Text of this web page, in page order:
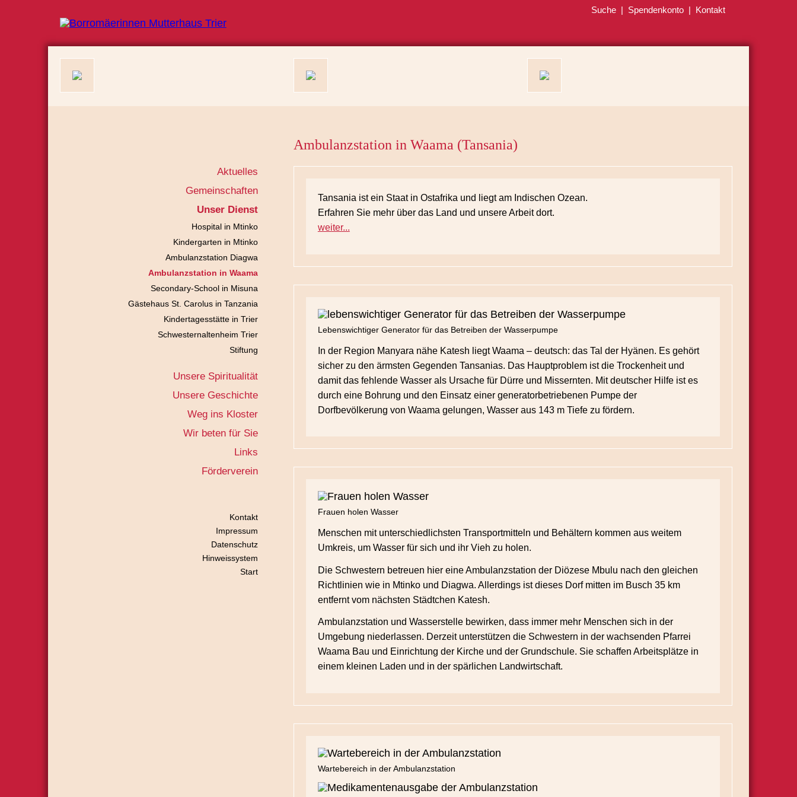
Suche Spendenkonto Kontakt
Aktuelles
Gemeinschaften
Unser Dienst
Hospital in Mtinko
Kindergarten in Mtinko
Ambulanzstation Diagwa
Ambulanzstation in Waama
Secondary-School in Misuna
Gästehaus St. Carolus in Tanzania
Kindertagesstätte in Trier
Schwesternaltenheim Trier
Stiftung
Unsere Spiritualität
Unsere Geschichte
Weg ins Kloster
Wir beten für Sie
Links
Förderverein
Kontakt
Impressum
Datenschutz
Hinweissystem
Start
Ambulanzstation in Waama (Tansania)
Tansania ist ein Staat in Ostafrika und liegt am Indischen Ozean.
Erfahren Sie mehr über das Land und unsere Arbeit dort.
weiter...
Lebenswichtiger Generator für das Betreiben der Wasserpumpe
In der Region Manyara nähe Katesh liegt Waama – deutsch: das Tal der Hyänen. Es gehört
sicher zu den ärmsten Gegenden Tansanias. Das Hauptproblem ist die Trockenheit und
damit das fehlende Wasser als Ursache für Dürre und Missernten. Mit deutscher Hilfe ist es
durch eine Bohrung und den Einsatz einer generatorbetriebenen Pumpe der
Dorfbevölkerung von Waama gelungen, Wasser aus 143 m Tiefe zu fördern.
Frauen holen Wasser
Menschen mit unterschiedlichsten Transportmitteln und Behältern kommen aus weitem
Umkreis, um Wasser für sich und ihr Vieh zu holen.
Die Schwestern betreuen hier eine Ambulanzstation der Diözese Mbulu nach den gleichen
Richtlinien wie in Mtinko und Diagwa. Allerdings ist dieses Dorf mitten im Busch 35 km
entfernt vom nächsten Städtchen Katesh.
Ambulanzstation und Wasserstelle bewirken, dass immer mehr Menschen sich in der
Umgebung niederlassen. Derzeit unterstützen die Schwestern in der wachsenden Pfarrei
Waama Bau und Einrichtung der Kirche und der Grundschule. Sie schaffen Arbeitsplätze in
einem kleinen Laden und in der spärlichen Landwirtschaft.
Wartebereich in der Ambulanzstation